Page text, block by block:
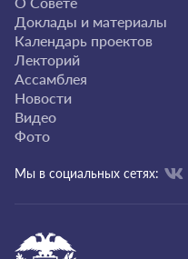
Доклады и материалы
Календарь проектов
Лекторий
Ассамблея
Новости
Видео
Фото
Мы в социальных сетях: